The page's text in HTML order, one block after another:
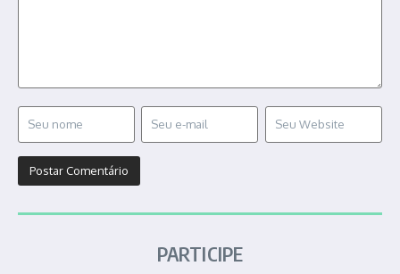
PARTICIPE